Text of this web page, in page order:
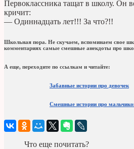
Первоклассника тащат в школу. Он
кричит:
— Одиннадцать лет!!! За что?!!
Школьная пора. Не скучаем, вспоминаем свое
комментариях самые смешные анекдоты про
А еще, переходите по ссылкам и читайте:
Забавные истории про девочек
Смешные истории про
Что еще почитать?